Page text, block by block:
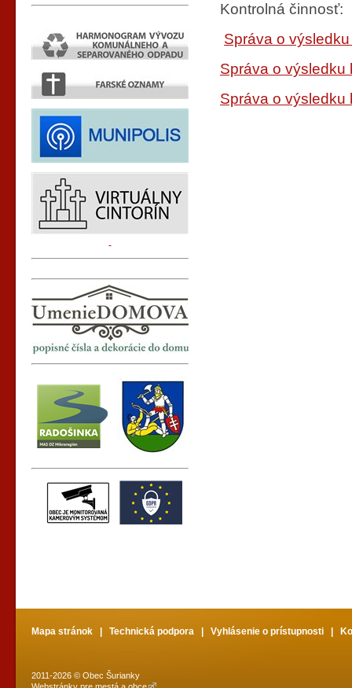
Kontrolná činnosť:
Správa o
Správa o výsledku
Správa o výsledku
Mapa stránok Technická podpora Vyhlásenie o prístupnosti
2011-2026 © Obec Šurianky